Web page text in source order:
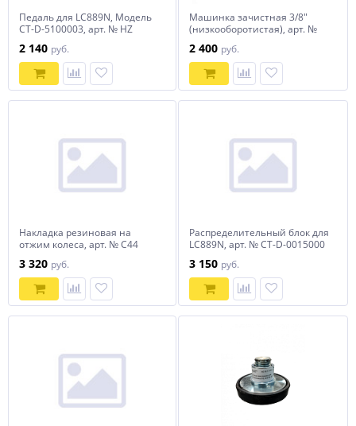
Педаль для LC889N, Модель
CT-D-5100003, арт. № HZ
2 140 руб.
Машинка зачистная 3/8"
(низкооборотистая), арт. №
2 400 руб.
Накладка резиновая на
отжим колеса, арт. № C44
3 320 руб.
Распределительный блок для
LC889N, арт. № CT-D-0015000
3 150 руб.